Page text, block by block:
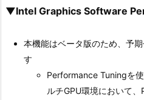
▼Intel Graphics Software
本機能はベータ版のため、予
す
Performance Tuningを
ルチGPU環境において